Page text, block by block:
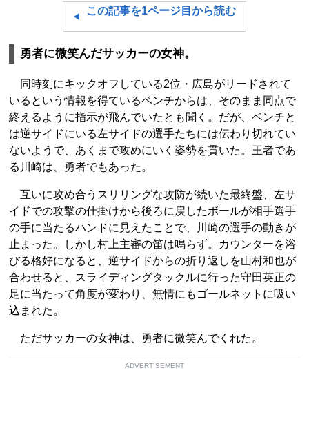
この記事を1ページ目から読む
勇者に微笑んだサッカーの女神。
同時刻にキックオフしている2位・広島がリードされて
いるという情報を得ているベンチからは、そのまま同点で
終えるように指示が飛んでいたとも聞く。だが、ベンチと
は逆サイドにいる左サイドの選手たちには伝わり切れてい
ないようで、あくまで攻めにいく姿勢を貫いた。王者であ
る川崎は、勇者でもあった。
互いに攻め合うスリリングな攻防が続いた最終盤、左サ
イドでの攻撃の仕掛けから後ろに戻したボールが相手選手
の手に当たるハンドに見えたことで、川崎の選手の動きが
止まった。しかし村上主審の笛は鳴らず。カウンターを浴
びる格好になると、逆サイドからの折り返しを山村和也が
合わせると、スライディングタックルに行った守田英正の
足に当たって角度が変わり、無情にもゴールネットに吸い
込まれた。
ただサッカーの女神は、勇者に微笑んでくれた。
ADVERTISEMENT